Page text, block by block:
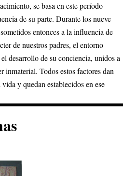
se basa en este período
de su parte. Durante los nueve
entonces a la influencia de
de nuestros padres, el entorno
desarrollo de su conciencia, unidos a
inmaterial. Todos estos factores dan
y quedan establecidos en ese